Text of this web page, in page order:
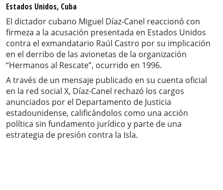
Estados Unidos, Cuba
El dictador cubano Miguel Díaz-Canel reaccionó con
firmeza a la acusación presentada en Estados Unidos
contra el exmandatario Raúl Castro por su implicación
en el derribo de las avionetas de la organización
“Hermanos al Rescate”, ocurrido en 1996.
A través de un mensaje publicado en su cuenta oficial
en la red social X, Díaz-Canel rechazó los cargos
anunciados por el Departamento de Justicia
estadounidense, calificándolos como una acción
política sin fundamento jurídico y parte de una
estrategia de presión contra la Isla.